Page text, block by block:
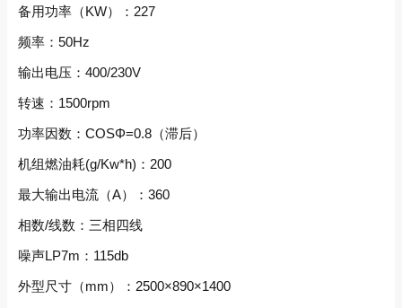
备用功率（KW）：227
频率：50Hz
输出电压：400/230V
转速：1500rpm
功率因数：COSΦ=0.8（滞后）
机组燃油耗(g/Kw*h)：200
最大输出电流（A）：360
相数/线数：三相四线
噪声LP7m：115db
外型尺寸（mm）：2500×890×1400